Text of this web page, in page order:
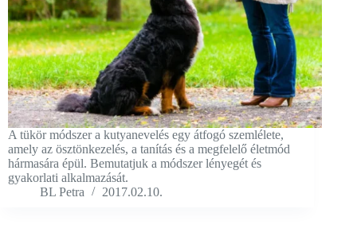
A tükör módszer a kutyanevelés egy átfogó szemlélete,
amely az ösztönkezelés, a tanítás és a megfelelő életmód
hármasára épül. Bemutatjuk a módszer lényegét és
gyakorlati alkalmazását.
BL Petra
2017.02.10.